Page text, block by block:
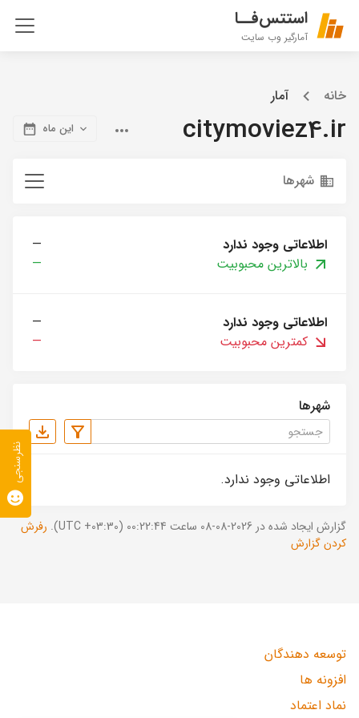
استتس‌فــا
آمارگیر وب سایت
خانه آمار
citymoviez4.ir این ماه
شهرها
اطلاعاتی وجود ندارد
—
بالاترین محبوبیت
—
اطلاعاتی وجود ندارد
—
کمترین محبوبیت
—
شهرها
اطلاعاتی وجود ندارد.
گزارش ایجاد شده در 2026-08-08 ساعت 00:22:44 (UTC +03:30).
رفرش
کردن گزارش
توسعه دهندگان
افزونه ها
نماد اعتماد
نظرسنجی